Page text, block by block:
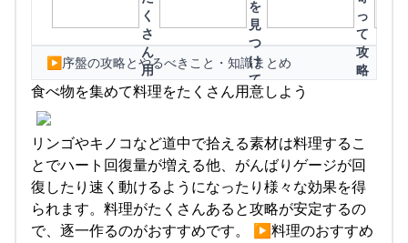
く
さ
ん
用
意
う
を
見
つ
け
て
マ
プ
を
解
放
っ
て
攻
略
▶︎序盤の攻略とやるべきこと・知識まとめ
食べ物を集めて料理をたくさん用意しよう
リンゴやキノコなど道中で拾える素材は料理するこ
とでハート回復量が増える他、がんばりゲージが回
復したり速く動けるようになったり様々な効果を得
られます。料理がたくさんあると攻略が安定するの
で、逐一作るのがおすすめです。 ▶︎料理のおすすめ